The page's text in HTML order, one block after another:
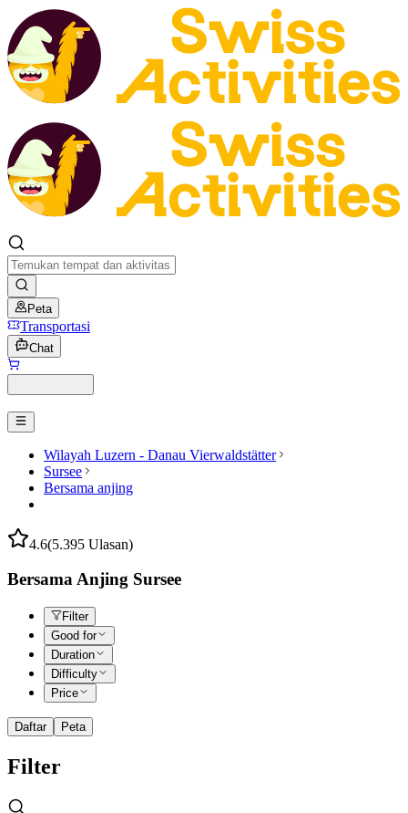
Peta
Transportasi
Chat
Wilayah Luzern - Danau Vierwaldstätter
Sursee
Bersama anjing
4.6(5.395 Ulasan)
Bersama Anjing Sursee
Filter
Good for
Duration
Difficulty
Price
Daftar Peta
Filter